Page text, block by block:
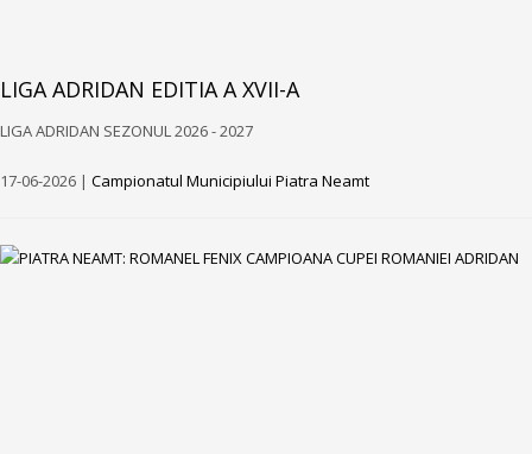
LIGA ADRIDAN EDITIA A XVII-A
LIGA ADRIDAN SEZONUL 2026 - 2027
17-06-2026 | Campionatul Municipiului Piatra Neamt